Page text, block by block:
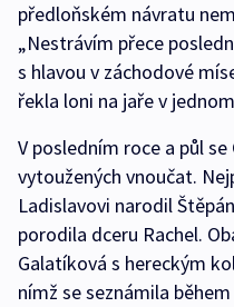
předloňském návratu
„Nestrávím přece
s hlavou v záchodové
řekla loni na jaře v
V posledním roce a půl
vytoužených vnoučat.
Ladislavovi narodil
porodila dceru Rachel.
Galatíková s hereckým
nímž se seznámila